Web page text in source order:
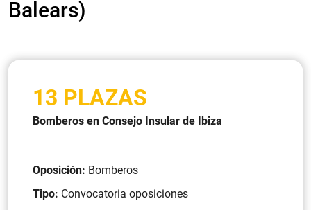
Balears)
13 PLAZAS
Bomberos en Consejo Insular de Ibiza
Oposición: Bomberos
Tipo: Convocatoria oposiciones